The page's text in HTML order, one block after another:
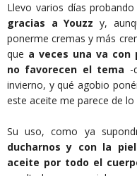
Llevo varios días
gracias a Youzz y,
ponerme cremas y más
que a veces una va
no favorecen el tema -
invierno, y qué agobio
este aceite me parece de
Su uso, como ya
ducharnos y con la
aceite por todo el